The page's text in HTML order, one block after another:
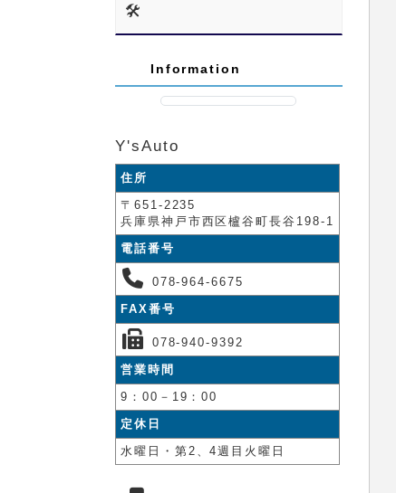
🛠️
Information
Y'sAuto
住所
〒651-2235
兵庫県神戸市西区櫨谷町長谷198-1
電話番号
078-964-6675
FAX番号
078-940-9392
営業時間
9：00－19：00
定休日
水曜日・第2、4週目火曜日